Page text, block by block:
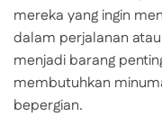
mereka yang ingin
dalam perjalanan
menjadi barang
membutuhkan
bepergian.